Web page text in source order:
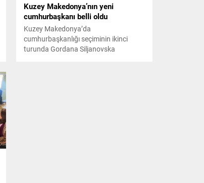
Kuzey Makedonya’nın yeni
cumhurbaşkanı belli oldu
Kuzey Makedonya’da
cumhurbaşkanlığı seçiminin ikinci
turunda Gordana Siljanovska